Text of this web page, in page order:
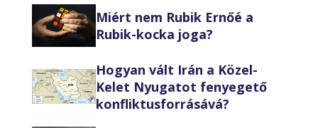
Miért nem Rubik Ernőé a
Rubik-kocka joga?
Hogyan vált Irán a Közel-
Kelet Nyugatot fenyegető
konfliktusforrásává?